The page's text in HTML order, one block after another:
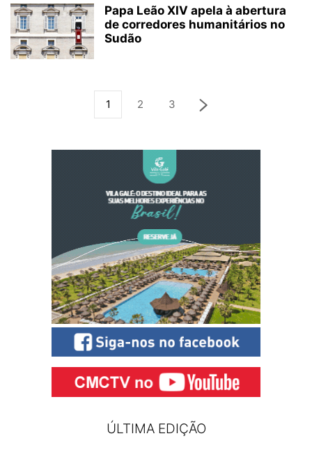
Papa Leão XIV apela à abertura
de corredores humanitários no
Sudão
1 2 3
ÚLTIMA EDIÇÃO